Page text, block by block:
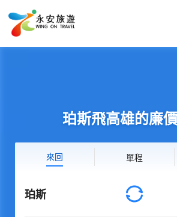
珀斯飛高雄的廉
來回 單程
珀斯